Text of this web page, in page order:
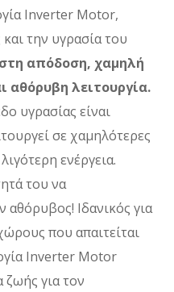
Inverter Motor,
την υγρασία του
απόδοση, χαμηλή
αθόρυβη λειτουργία.
υγρασίας είναι
σε χαμηλότερες
ενέργεια.
του να
αθόρυβος! Ιδανικός για
που απαιτείται
Inverter Motor
ζωής για τον